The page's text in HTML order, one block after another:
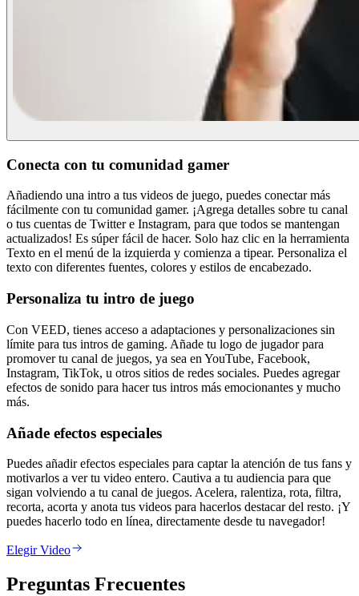
Conecta con tu comunidad gamer
Añadiendo una intro a tus videos de juego, puedes conectar más
fácilmente con tu comunidad gamer. ¡Agrega detalles sobre tu canal
o tus cuentas de Twitter e Instagram, para que todos se mantengan
actualizados! Es súper fácil de hacer. Solo haz clic en la herramienta
Texto en el menú de la izquierda y comienza a tipear. Personaliza el
texto con diferentes fuentes, colores y estilos de encabezado.
Personaliza tu intro de juego
Con VEED, tienes acceso a adaptaciones y personalizaciones sin
límite para tus intros de gaming. Añade tu logo de jugador para
promover tu canal de juegos, ya sea en YouTube, Facebook,
Instagram, TikTok, u otros sitios de redes sociales. Puedes agregar
efectos de sonido para hacer tus intros más emocionantes y mucho
más.
Añade efectos especiales
Puedes añadir efectos especiales para captar la atención de tus fans y
motivarlos a ver tu video entero. Cautiva a tu audiencia para que
sigan volviendo a tu canal de juegos. Acelera, ralentiza, rota, filtra,
recorta, acorta y anota tus videos para hacerlos destacar del resto. ¡Y
puedes hacerlo todo en línea, directamente desde tu navegador!
Elegir Video
Preguntas Frecuentes